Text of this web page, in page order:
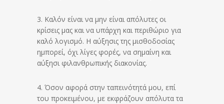
3. Καλόν είναι να μην είναι απόλυτες οι
κρίσεις μας και να υπάρχη και περιθώριο για
καλό λογισμό. Η αύξησις της μισθοδοσίας
ημπορεί, όχι λίγες φορές, να σημαίνη και
αύξησι φιλανθρωπικής διακονίας.
4. Όσον αφορά στην ταπεινότητά μου, επί
του προκειμένου, με εκφράζουν απόλυτα τα